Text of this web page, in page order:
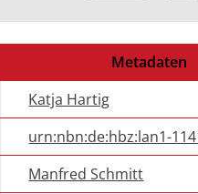
Metadaten
Katja Hartig
urn:nbn:de:hbz:lan1-
Manfred Schmitt